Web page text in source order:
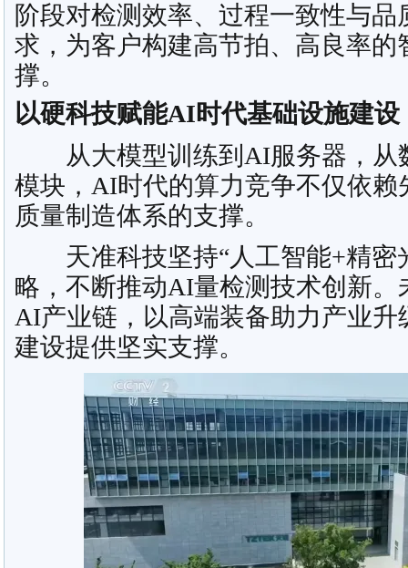
阶段对检测效率、过程一致性与
求，为客户构建高节拍、高良率的
撑。
以硬科技赋能AI时代基础设施建设
从大模型训练到AI服务器，从
模块，AI时代的算力竞争不仅依赖
质量制造体系的支撑。
天准科技坚持“人工智能+精密
略，不断推动AI量检测技术创新
AI产业链，以高端装备助力产业
建设提供坚实支撑。